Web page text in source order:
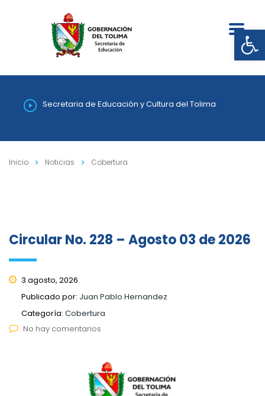
Secretaria de Educación y Cultura del Tolima
Inicio Noticias Cobertura
Circular No. 228 – Agosto 03 de 2026
3 agosto, 2026
Publicado por: Juan Pablo Hernandez
Categoría: Cobertura
No hay comentarios